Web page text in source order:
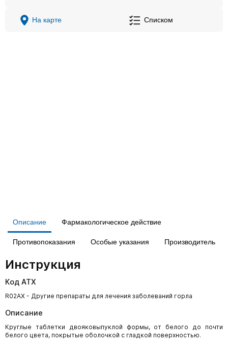
На карте Списком
Описание Фармакологическое действие
Противопоказания Особые указания Производитель
Инструкция
Код АТХ
R02AX - Другие препараты для лечения заболеваний горла
Описание
Круглые таблетки двояковыпуклой формы, от белого до почти
белого цвета, покрытые оболочкой с гладкой поверхностью.